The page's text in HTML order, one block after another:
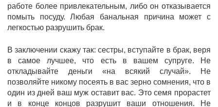
работе более привлекательным, либо он отказывается
помыть посуду. Любая банальная причина может с
легкостью разрушить брак.
В заключении скажу так: сестры, вступайте в брак, веря
в самое лучшее, что есть в вашем супруге. Не
откладывайте деньги «на всякий случай». Не
позволяйте никому посеять в вас зерно сомнения, что в
один из дней ваш муж оставит вас. Это семя прорастет
и в конце концов разрушит ваши отношения. Не